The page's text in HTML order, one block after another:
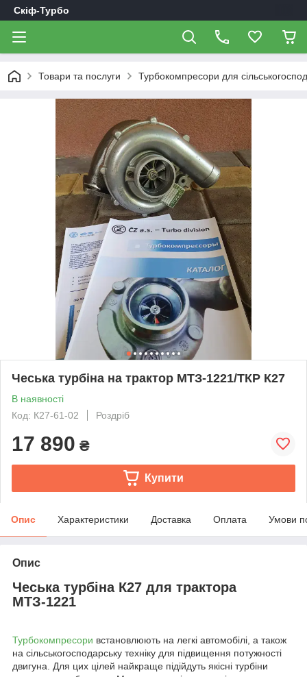
Скіф-Турбо
Товари та послуги Турбокомпресори для
Чеська турбіна на трактор МТЗ-1221/ТКР К27
В наявності
Код: К27-61-02
Роздріб
17 890 ₴
Купити
Опис Характеристики Доставка Оплата Умови
Опис
Чеська турбіна К27 для трактора
МТЗ-1221
Турбокомпресори встановлюють на легкі автомобілі, а також
на сільськогосподарську техніку для підвищення потужності
двигуна. Для цих цілей найкраще підійдуть якісні турбіни